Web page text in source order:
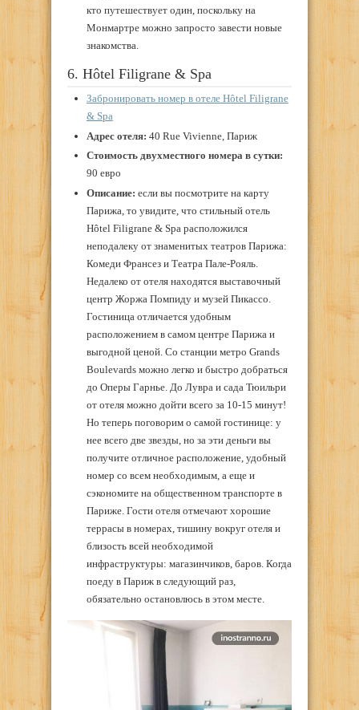
кто путешествует один, поскольку на
Монмартре можно запросто завести новые
знакомства.
6. Hôtel Filigrane & Spa
Забронировать номер в отеле Hôtel Filigrane
& Spa
Адрес отеля: 40 Rue Vivienne, Париж
Стоимость двухместного номера в сутки:
90 евро
Описание: если вы посмотрите на карту
Парижа, то увидите, что стильный отель
Hôtel Filigrane & Spa расположился
неподалеку от знаменитых театров Парижа:
Комеди Франсез и Театра Пале-Рояль.
Недалеко от отеля находятся выставочный
центр Жоржа Помпиду и музей Пикассо.
Гостиница отличается удобным
расположением в самом центре Парижа и
выгодной ценой. Со станции метро Grands
Boulevards можно легко и быстро добраться
до Оперы Гарнье. До Лувра и сада Тюильри
от отеля можно дойти всего за 10-15 минут!
Но теперь поговорим о самой гостинице: у
нее всего две звезды, но за эти деньги вы
получите отличное расположение, удобный
номер со всем необходимым, а еще и
сэкономите на общественном транспорте в
Париже. Гости отеля отмечают хорошие
террасы в номерах, тишину вокруг отеля и
близость всей необходимой
инфраструктуры: магазинчиков, баров. Когда
поеду в Париж в следующий раз,
обязательно остановлюсь в этом месте.